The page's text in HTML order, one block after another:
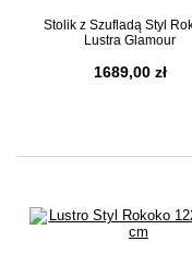
Stolik z Szufladą Styl
Lustra Glamour
1689,00 zł